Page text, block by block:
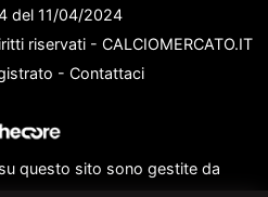
del 11/04/2024
riservati - CALCIOMERCATO.IT
- Contattaci
questo sito sono gestite da